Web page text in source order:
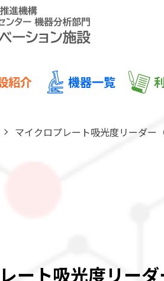
紹介 機器一覧
マイクロプレート吸光度リーダー
ート吸光度リー